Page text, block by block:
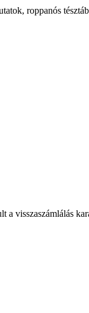
roppanós
a visszaszámlálás